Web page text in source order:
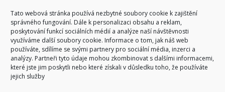
Tato webová stránka používá nezbytné soubory cookie k zajištění
správného fungování. Dále k personalizaci obsahu a reklam,
poskytování funkcí sociálních médií a analýze naší návštěvnosti
využíváme další soubory cookie. Informace o tom, jak náš web
používáte, sdílíme se svými partnery pro sociální média, inzerci a
analýzy. Partneři tyto údaje mohou zkombinovat s dalšími informacemi,
které jste jim poskytli nebo které získali v důsledku toho, že používáte
jejich služby
info@oukojetice.cz
ÚŘEDNÍ HODINY
Po, St: 15:30 - 16:30
Všechny kontakty | Kde nás najdete